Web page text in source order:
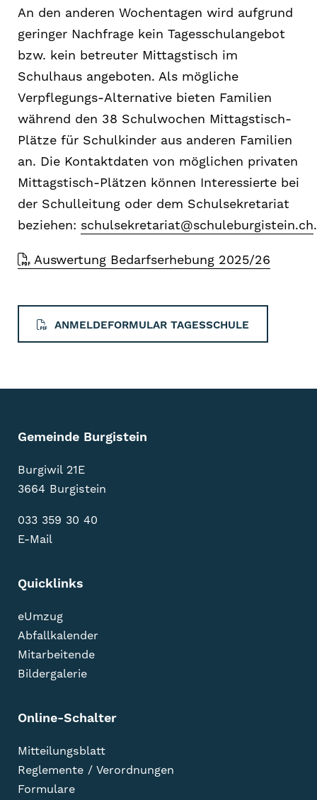
An den anderen Wochentagen wird aufgrund
geringer Nachfrage kein Tagesschulangebot
bzw. kein betreuter Mittagstisch im
Schulhaus angeboten. Als mögliche
Verpflegungs-Alternative bieten Familien
während den 38 Schulwochen Mittagstisch-
Plätze für Schulkinder aus anderen Familien
an. Die Kontaktdaten von möglichen privaten
Mittagstisch-Plätzen können Interessierte bei
der Schulleitung oder dem Schulsekretariat
beziehen: schulsekretariat@schuleburgistein.ch.
Auswertung Bedarfserhebung 2025/26
ANMELDEFORMULAR TAGESSCHULE
Gemeinde Burgistein
Burgiwil 21E
3664 Burgistein
033 359 30 40
E-Mail
Quicklinks
eUmzug
Abfallkalender
Mitarbeitende
Bildergalerie
Online-Schalter
Mitteilungsblatt
Reglemente / Verordnungen
Formulare